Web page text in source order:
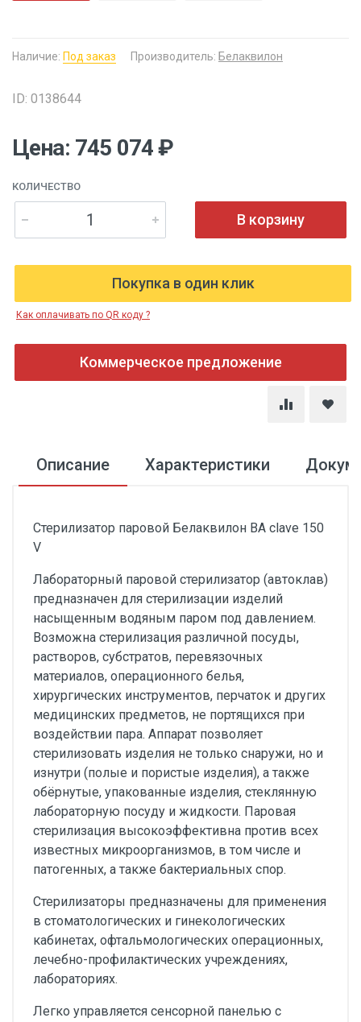
Наличие: Под заказ Производитель: Белаквилон
ID: 0138644
Цена: 745 074 ₽
КОЛИЧЕСТВО
В корзину
Покупка в один клик
Как оплачивать по QR коду ?
Коммерческое предложение
Описание Характеристики
Стерилизатор паровой Белаквилон BA clave 150
V
Лабораторный паровой стерилизатор (автоклав)
предназначен для стерилизации изделий
насыщенным водяным паром под давлением.
Возможна стерилизация различной посуды,
растворов, субстратов, перевязочных
материалов, операционного белья,
хирургических инструментов, перчаток и других
медицинских предметов, не портящихся при
воздействии пара. Аппарат позволяет
стерилизовать изделия не только снаружи, но и
изнутри (полые и пористые изделия), а также
обёрнутые, упакованные изделия, стеклянную
лабораторную посуду и жидкости. Паровая
стерилизация высокоэффективна против всех
известных микроорганизмов, в том числе и
патогенных, а также бактериальных спор.
Стерилизаторы предназначены для применения
в стоматологических и гинекологических
кабинетах, офтальмологических операционных,
лечебно-профилактических учреждениях,
лабораториях.
Легко управляется сенсорной панелью с